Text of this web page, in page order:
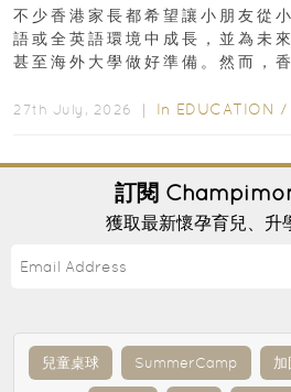
不少香港家長都希望讓小朋友從
語或全英語環境中成長，並為未
甚至海外大學做好準備。然而，
27th July, 2026 ｜ In EDUCATION /
訂閱
獲取最新懷孕育兒、升
兒童桌球 SummerCamp 加